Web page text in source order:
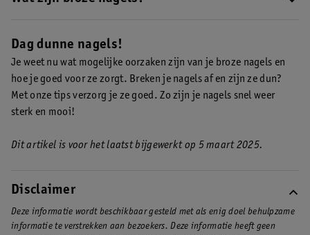
splijten.
Dag dunne nagels!
Je weet nu wat mogelijke oorzaken zijn van je broze nagels en
hoe je goed voor ze zorgt. Breken je nagels af en zijn ze dun?
Met onze tips verzorg je ze goed. Zo zijn je nagels snel weer
sterk en mooi!
Dit artikel is voor het laatst bijgewerkt op 5 maart 2025.
Disclaimer
Deze informatie wordt beschikbaar gesteld met als enig doel behulpzame
informatie te verstrekken aan bezoekers. Deze informatie heeft geen